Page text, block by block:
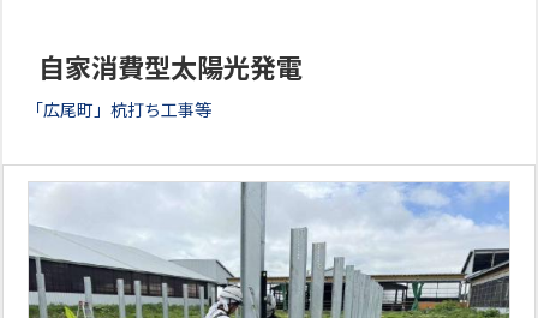
自家消費型太陽光発電
「広尾町」杭打ち工事等